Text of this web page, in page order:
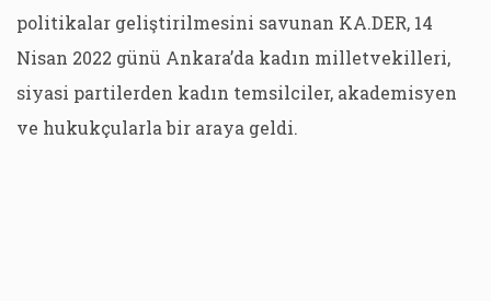
politikalar geliştirilmesini savunan KA.DER, 14
Nisan 2022 günü Ankara’da kadın milletvekilleri,
siyasi partilerden kadın temsilciler, akademisyen
ve hukukçularla bir araya geldi.